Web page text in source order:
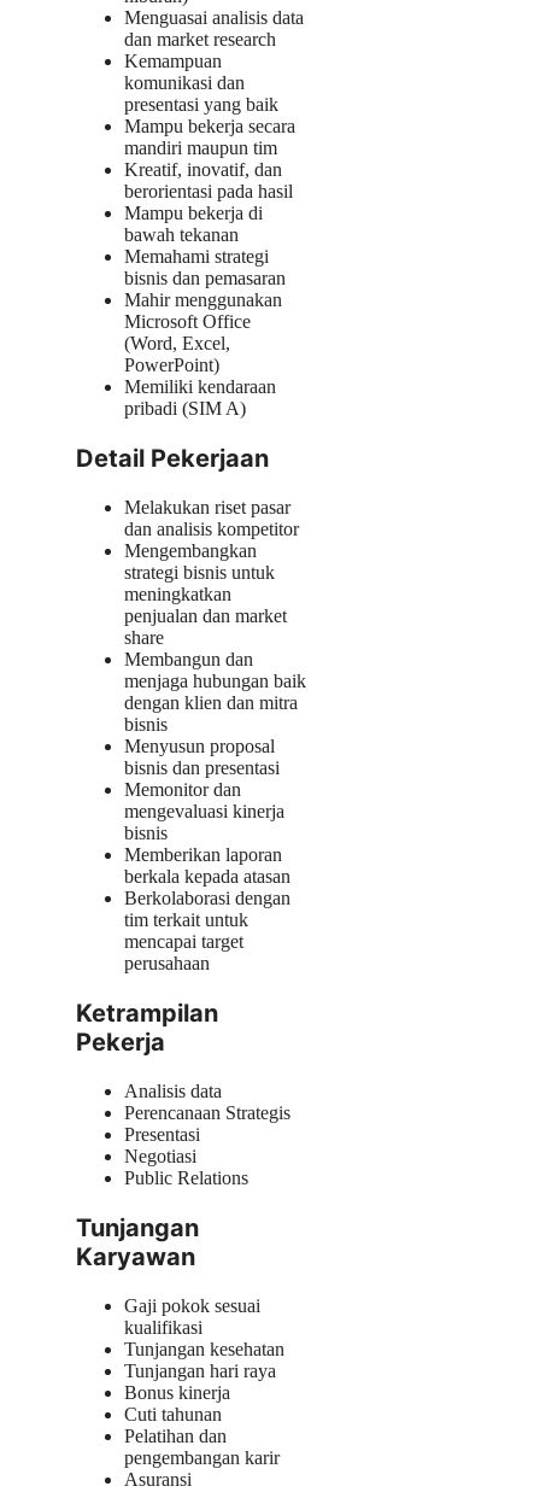
Menguasai analisis data
dan market research
Kemampuan
komunikasi dan
presentasi yang baik
Mampu bekerja secara
mandiri maupun tim
Kreatif, inovatif, dan
berorientasi pada hasil
Mampu bekerja di
bawah tekanan
Memahami strategi
bisnis dan pemasaran
Mahir menggunakan
Microsoft Office
(Word, Excel,
PowerPoint)
Memiliki kendaraan
pribadi (SIM A)
Detail Pekerjaan
Melakukan riset pasar
dan analisis kompetitor
Mengembangkan
strategi bisnis untuk
meningkatkan
penjualan dan market
share
Membangun dan
menjaga hubungan baik
dengan klien dan mitra
bisnis
Menyusun proposal
bisnis dan presentasi
Memonitor dan
mengevaluasi kinerja
bisnis
Memberikan laporan
berkala kepada atasan
Berkolaborasi dengan
tim terkait untuk
mencapai target
perusahaan
Ketrampilan
Pekerja
Analisis data
Perencanaan Strategis
Presentasi
Negotiasi
Public Relations
Tunjangan
Karyawan
Gaji pokok sesuai
kualifikasi
Tunjangan kesehatan
Tunjangan hari raya
Bonus kinerja
Cuti tahunan
Pelatihan dan
pengembangan karir
Asuransi